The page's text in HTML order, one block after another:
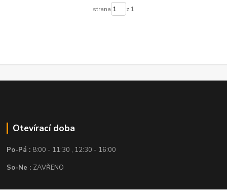
strana z 1
Otevírací doba
Po-Pá : 8:00 - 11:30 , 12:30 - 16:00
So-Ne : ZAVŘENO